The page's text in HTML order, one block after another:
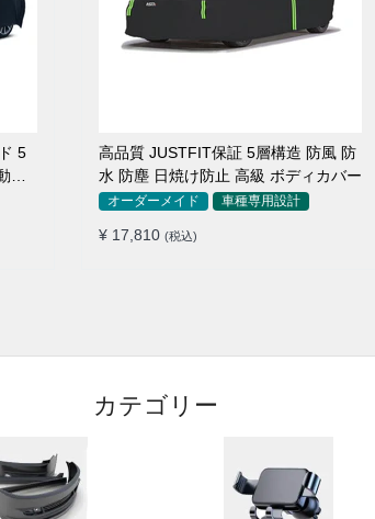
5
車
高品質 JUSTFIT保証 5層構造 防風 防
水 防塵 日焼け防止 高級 ボディカバー
オーダーメイド 車種専用設計
¥ 17,810 (税込)
カテゴリー